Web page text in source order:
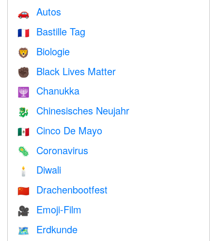
🚗 Autos
🇫🇷 Bastille Tag
🦁 Biologie
✊🏿 Black Lives Matter
🕎 Chanukka
🐉 Chinesisches Neujahr
🇲🇽 Cinco De Mayo
🦠 Coronavirus
🕯 Diwali
🇨🇳 Drachenbootfest
🎥 Emoji-Film
🗺 Erdkunde